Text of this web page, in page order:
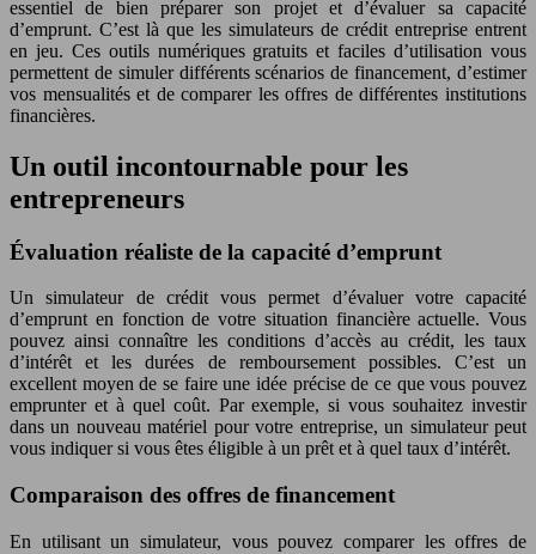
essentiel de bien préparer son projet et d’évaluer sa capacité
d’emprunt. C’est là que les simulateurs de crédit entreprise entrent
en jeu. Ces outils numériques gratuits et faciles d’utilisation vous
permettent de simuler différents scénarios de financement, d’estimer
vos mensualités et de comparer les offres de différentes institutions
financières.
Un outil incontournable pour les
entrepreneurs
Évaluation réaliste de la capacité d’emprunt
Un simulateur de crédit vous permet d’évaluer votre capacité
d’emprunt en fonction de votre situation financière actuelle. Vous
pouvez ainsi connaître les conditions d’accès au crédit, les taux
d’intérêt et les durées de remboursement possibles. C’est un
excellent moyen de se faire une idée précise de ce que vous pouvez
emprunter et à quel coût. Par exemple, si vous souhaitez investir
dans un nouveau matériel pour votre entreprise, un simulateur peut
vous indiquer si vous êtes éligible à un prêt et à quel taux d’intérêt.
Comparaison des offres de financement
En utilisant un simulateur, vous pouvez comparer les offres de